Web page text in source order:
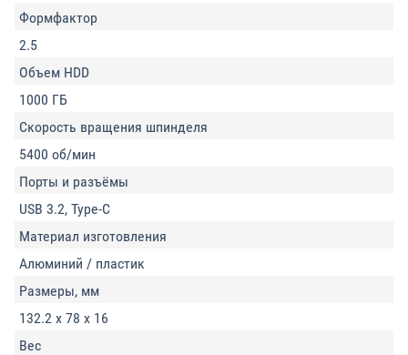
Формфактор
2.5
Объем HDD
1000 ГБ
Скорость вращения шпинделя
5400 об/мин
Порты и разъёмы
USB 3.2, Type-C
Материал изготовления
Алюминий / пластик
Размеры, мм
132.2 x 78 x 16
Вес